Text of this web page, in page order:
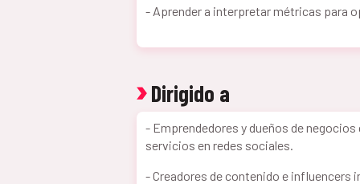
- Aprender a interpretar métricas para
Dirigido a
- Emprendedores y dueños de
servicios en redes sociales.
-Creadores de contenido e influencers